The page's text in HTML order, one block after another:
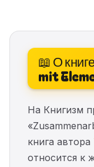
📖 О
mit
На Книгизм
книга автора
относится к